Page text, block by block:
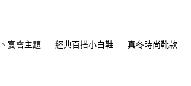
宴會主題 經典百搭小白鞋 真冬時尚靴款